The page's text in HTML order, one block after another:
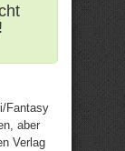
Fantasy
aber
Verlag